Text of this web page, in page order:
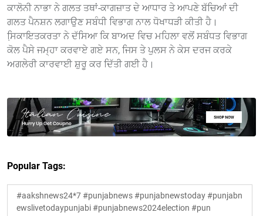
ਕਾਲੋਨੀ ਨਾਭਾ ਨੇ ਗਲਤ ਤਥਾਂ-ਕਾਗਜ਼ਾਤ ਦੇ ਆਧਾਰ ਤੇ ਆਪਣੇ ਬੱਚਿਆਂ ਦੀ
ਗਲਤ ਪੈਨਸ਼ਨ ਲਗਾਉਣ ਸਬੰਧੀ ਵਿਭਾਗ ਨਾਲ ਧੋਖਾਧੜੀ ਕੀਤੀ ਹੈ।
ਸਿ਼ਕਾਇਤਕਰਤਾ ਨੇ ਦੱਸਿਆ ਕਿ ਬਾਅਦ ਵਿਚ ਮਹਿਲਾ ਵਲੋਂ ਸਬੰਧਤ ਵਿਭਾਗ
ਕੋਲ ਪੈਸੇ ਜਮ੍ਹਾ ਕਰਵਾਏ ਗਏ ਸਨ, ਜਿਸ ਤੇ ਪੁਲਸ ਨੇ ਕੇਸ ਦਰਜ ਕਰਕੇ
ਅਗਲੇਰੀ ਕਾਰਵਾਈ ਸ਼ੁਰੂ ਕਰ ਦਿੱਤੀ ਗਈ ਹੈ।
Popular Tags:
#aakshnews24*7 #punjabnews #punjabnewstoday #punjabn
ewslivetodaypunjabi #punjabnews2024election #pun